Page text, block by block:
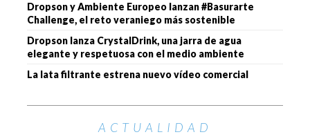
Dropson y Ambiente Europeo lanzan #Basurarte
Challenge, el reto veraniego más sostenible
Dropson lanza CrystalDrink, una jarra de agua
elegante y respetuosa con el medio ambiente
La lata filtrante estrena nuevo vídeo comercial
ACTUALIDAD